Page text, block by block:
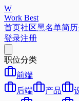
W
Work Best
首页社区黑名单简历
登录注册
职位分类
前端
后端
产品